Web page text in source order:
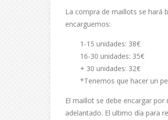
La compra de maillots se hará
encarguemos:
1-15 unidades: 38€
16-30 unidades: 35€
+ 30 unidades: 32€
*Tenemos que hacer un
El maillot se debe encargar por
adelantado. El ultimo día para